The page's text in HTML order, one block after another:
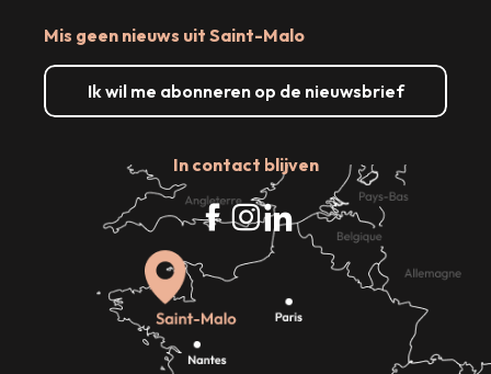
Mis geen nieuws uit Saint-Malo
Ik wil me abonneren op de nieuwsbrief
In contact blijven